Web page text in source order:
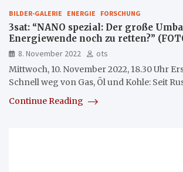
BILDER-GALERIE ENERGIE FORSCHUNG
3sat: “NANO spezial: Der große
Energiewende noch zu retten?”
8. November 2022
ots
Mittwoch, 10. November 2022, 18.30 Uhr
Schnell weg von Gas, Öl und Kohle: Seit
Continue Reading